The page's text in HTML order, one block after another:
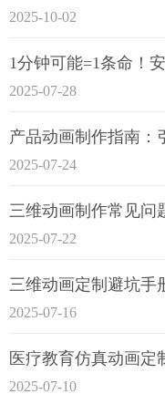
2025-10-02
2025-07-28
产品动画制作指南：
2025-07-24
2025-07-22
三维动画定制避坑手
2025-07-16
2025-07-10